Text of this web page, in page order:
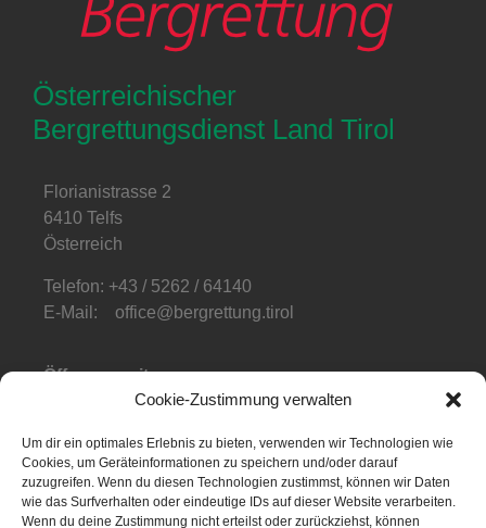
Cookie-Zustimmung verwalten
Um dir ein optimales Erlebnis zu bieten, verwenden wir Technologien wie
Cookies, um Geräteinformationen zu speichern und/oder darauf
zuzugreifen. Wenn du diesen Technologien zustimmst, können wir Daten
wie das Surfverhalten oder eindeutige IDs auf dieser Website verarbeiten.
Wenn du deine Zustimmung nicht erteilst oder zurückziehst, können
Österreichischer
Bergrettungsdienst Land Tirol
Florianistrasse 2
6410 Telfs
Österreich
Telefon: +43 / 5262 / 64140
E-Mail: office@bergrettung.tirol
Öffnungszeiten:
Mo-Do: 08:00-17:00
Telefonzeiten:
Mo-Fr: 08:00-12:00